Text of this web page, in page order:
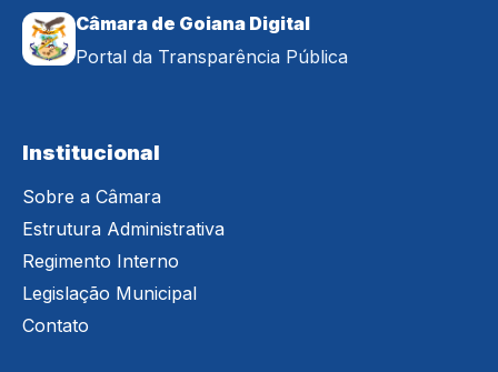
Câmara de Goiana Digital
Portal da Transparência Pública
Institucional
Sobre a Câmara
Estrutura Administrativa
Regimento Interno
Legislação Municipal
Contato